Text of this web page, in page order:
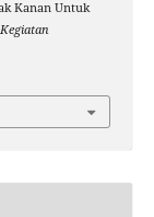
Kanan Untuk